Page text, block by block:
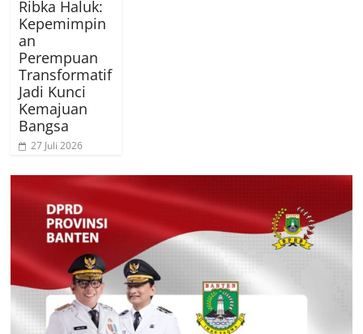
Ribka Haluk:
Kepemimpin
an
Perempuan
Transformatif
Jadi Kunci
Kemajuan
Bangsa
27 Juli 2026